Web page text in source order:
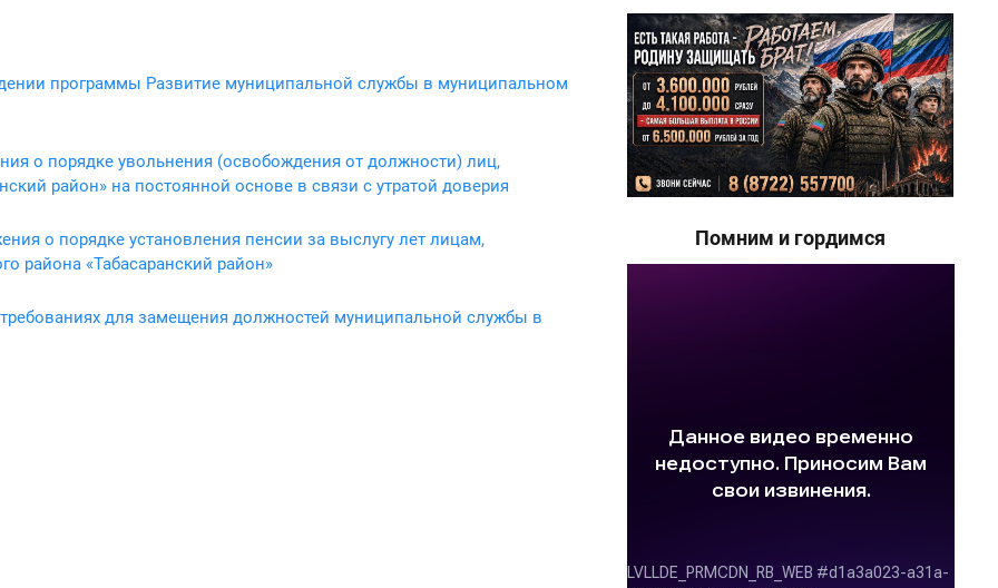
программы Развитие муниципальной службы в муниципальном
о порядке увольнения (освобождения от должности) лиц,
район» на постоянной основе в связи с утратой доверия
о порядке установления пенсии за выслугу лет лицам,
района «Табасаранский район»
для замещения должностей муниципальной службы в
Помним и гордимся